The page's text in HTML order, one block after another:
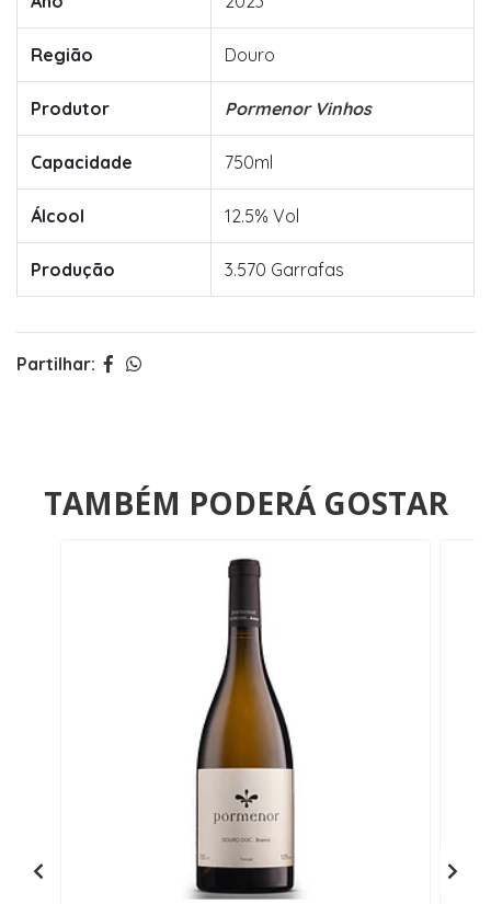
Região Douro
Produtor Pormenor Vinhos
Capacidade 750ml
Álcool 12.5% Vol
Produção 3.570 Garrafas
Partilhar:
TAMBÉM PODERÁ GOSTAR